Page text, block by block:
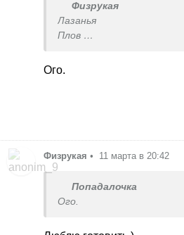
Физрукая
Лазанья
Плов
Шашлык
Клэм чаудер
Лохикейто
Жаркое в горшочках
Киш
Ого.
Физрукая • 11 марта в 20:42
Попадалочка
Ого.